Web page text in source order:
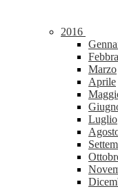
2016
Marzo
Aprile
Luglio